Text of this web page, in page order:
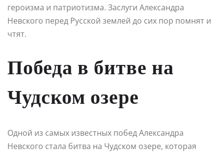
героизма и патриотизма. Заслуги Александра
Невского перед Русской землей до сих пор помнят и
чтят.
Победа в битве на
Чудском озере
Одной из самых известных побед Александра
Невского стала битва на Чудском озере, которая